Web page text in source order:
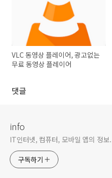
VLC 동영상 플레이어, 광고없는
무료 동영상 플레이어
댓글
info
IT인터넷, 컴퓨터, 모바일 앱의 정보.
구독하기